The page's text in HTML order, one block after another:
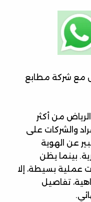
مع شركة مطابع
من أكثر
والشركات على
عن الهوية
بينما يظن
عملية بسيطة، إلا
تفاصيل